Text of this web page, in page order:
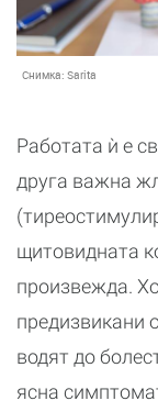
Снимка: Sarita
Работата ѝ е
друга важна
щитовидната
произвежда.
предизвикани
водят до
ясна